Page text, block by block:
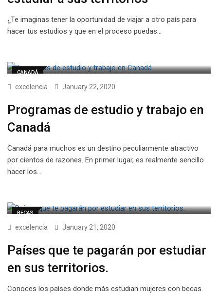
¿Te imaginas tener la oportunidad de viajar a otro país para
hacer tus estudios y que en el proceso puedas…
CANADÁ
excelencia January 22, 2020
Programas de estudio y trabajo en
Canadá
Canadá para muchos es un destino peculiarmente atractivo
por cientos de razones. En primer lugar, es realmente sencillo
hacer los…
BECAS
excelencia January 21, 2020
Países que te pagarán por estudiar
en sus territorios.
Conoces los países donde más estudian mujeres con becas.